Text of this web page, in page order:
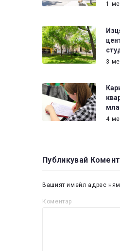
1
3
4
Публикувай
Вашият имейл адрес
Коментар